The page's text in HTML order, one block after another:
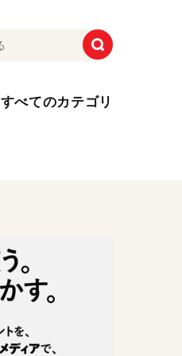
すべてのカテゴリ